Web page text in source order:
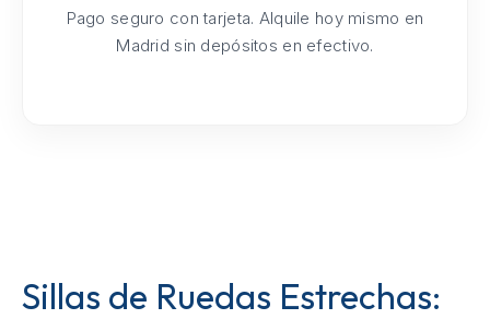
Pago seguro con tarjeta. Alquile hoy mismo en
Madrid sin depósitos en efectivo.
Sillas de Ruedas Estrechas: